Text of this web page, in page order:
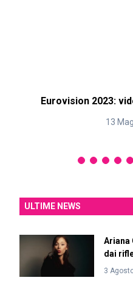
Eurovision 2023:
13
ULTIME NEWS
Ariana
dai
3